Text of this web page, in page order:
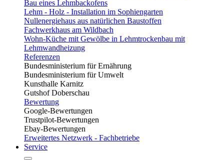
Bau eines Lehmbackofens
Lehm - Holz - Installation im Sophiengarten
Nullenergiehaus aus natürlichen Baustoffen
Fachwerkhaus am Wildbach
Wohn-Küche mit Gewölbe in Lehmtrockenbau mit
Lehmwandheizung
Referenzen
Bundesministerium für Ernährung
Bundesministerium für Umwelt
Kunsthalle Karnitz
Gutshof Doberschau
Bewertung
Google-Bewertungen
Trustpilot-Bewertungen
Ebay-Bewertungen
Erweitertes Netzwerk - Fachbetriebe
Service